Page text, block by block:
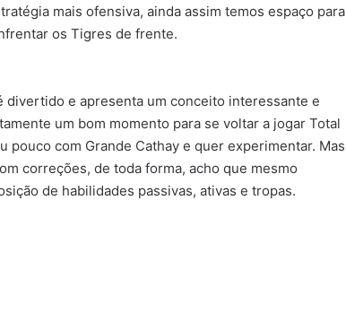
mais ofensiva, ainda assim temos espaço para
os Tigres de frente.
divertido e apresenta um conceito interessante e
um bom momento para se voltar a jogar Total
pouco com Grande Cathay e quer experimentar. Mas
correções, de toda forma, acho que mesmo
de habilidades passivas, ativas e tropas.